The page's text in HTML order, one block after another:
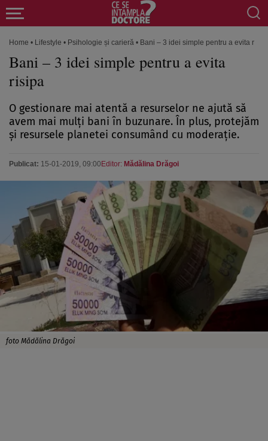
Home • Lifestyle • Psihologie și carieră • Bani – 3 idei simple pentru a evita
Bani – 3 idei simple pentru a evita
risipa
O gestionare mai atentă a resurselor ne ajută să
avem mai mulţi bani în buzunare. În plus, protejăm
şi resursele planetei consumând cu moderaţie.
Publicat: 15-01-2019, 09:00 Editor: Mădălina Drăgoi
foto Mădălina Drăgoi